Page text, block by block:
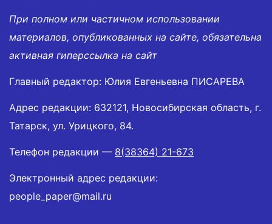
При полном или частичном использовании
материалов, опубликованных на сайте, обязательна
активная гиперссылка на сайт
Главный редактор: Юлия Евгеньевна ПИСАРЕВА
Адрес редакции: 632121, Новосибирская область, г.
Татарск, ул. Урицкого, 84.
Телефон редакции — 8(38364) 21-673
Электронный адрес редакции:
people_paper@mail.ru